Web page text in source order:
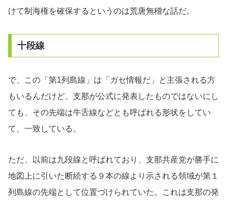
けて制海権を確保するというのは荒唐無稽な話だ。
十段線
で、この「第1列島線」は「ガセ情報だ」と主張される方
もいるんだけど、支那が公式に発表したものではないにし
ても、その先端は牛舌線などとも呼ばれる形状をしてい
て、一致している。
ただ、以前は九段線と呼ばれており、支那共産党が勝手に
地図上に引いた断続する９本の線より示される領域が第１
列島線の先端として位置づけられていた。これは支那の発